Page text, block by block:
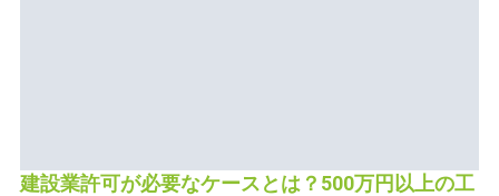
建設業許可が必要なケースとは？500万円以上の工